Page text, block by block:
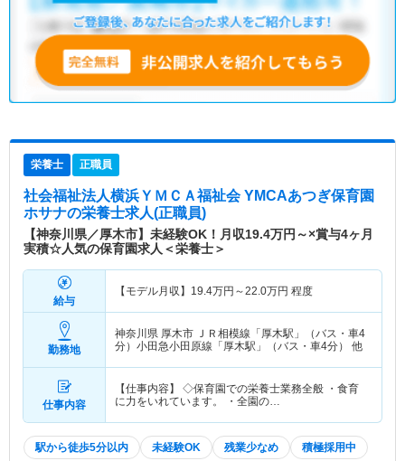
栄養士 正職員
社会福祉法人横浜ＹＭＣＡ福祉会 YMCAあつぎ保育園
ホサナの栄養士求人(正職員)
【神奈川県／厚木市】未経験OK！月収19.4万円～×賞与4ヶ月
実積☆人気の保育園求人＜栄養士＞
給与
【モデル月収】 19.4万円～22.0万円 程度
勤務地
神奈川県 厚木市 ＪＲ相模線「厚木駅」（バス・車4
分）小田急小田原線「厚木駅」（バス・車4分） 他
仕事内容
【仕事内容】 ◇保育園での栄養士業務全般 ・食育
に力をいれています。 ・全園の…
駅から徒歩5分以内 未経験OK 残業少なめ 積極採用中